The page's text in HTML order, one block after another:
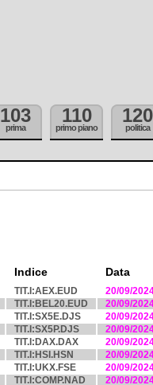
103
prima
110
primo piano
120
politica
Indice Data
TIT.I:AEX.EUD
20/09/
TIT.I:BEL20.EUD
20/09/
TIT.I:SX5E.DJS
20/09/
TIT.I:SX5P.DJS
20/09/
TIT.I:DAX.DAX
20/09/
TIT.I:HSI.HSN
20/09/
TIT.I:UKX.FSE
20/09/
TIT.I:COMP.NAD
20/09/